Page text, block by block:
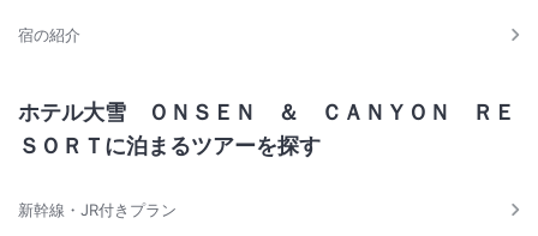
宿の紹介
ホテル大雪 ＯＮＳＥＮ ＆ ＣＡＮＹＯＮ ＲＥ
ＳＯＲＴに泊まるツアーを探す
新幹線・JR付きプラン